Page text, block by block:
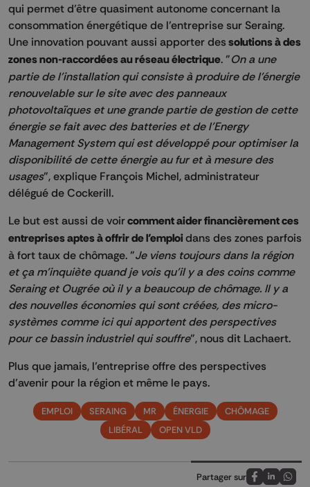
qui permet d’être quasiment autonome concernant la
consommation énergétique de l’entreprise sur Seraing.
Une innovation pouvant aussi apporter des solutions à des
zones non-raccordées au réseau électrique. "On a une
partie de l'installation qui consiste à produire de l'énergie
renouvelable sur le site avec des panneaux
photovoltaïques et une grande partie de gestion de cette
énergie se fait avec des batteries et de l'Energy
Management System qui est développé pour optimiser la
disponibilité de cette énergie au fur et à mesure des
usages", explique François Michel, administrateur
délégué de Cockerill.
Le but est aussi de voircomment aider financièrement ces
entreprises aptes à offrir de l’emploi dans des zones parfois
à fort taux de chômage. "Je viens toujours dans la région
et ça m'inquiète quand je vois qu'il y a des coins comme
Seraing et Ougrée où il y a beaucoup de chômage. Il y a
des nouvelles économies qui sont créées, des micro-
systèmes comme ici qui apportent des perspectives
pour ce bassin industriel qui souffre", nous dit Lachaert.
Plus que jamais, l’entreprise offre des perspectives
d’avenir pour la région et même le pays.
EMPLOI SERAING MR ÉNERGIE
CHÔMAGE
LIBÉRAL
OPEN VLD
Partager sur
Partagez sur
Partagez